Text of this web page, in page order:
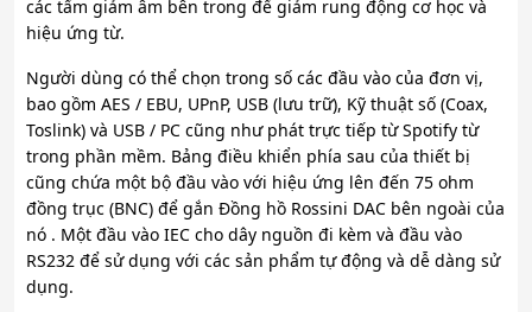
các tấm giảm âm bên trong để giảm rung động cơ học và
hiệu ứng từ.
Người dùng có thể chọn trong số các đầu vào của đơn vị,
bao gồm AES / EBU, UPnP, USB (lưu trữ), Kỹ thuật số (Coax,
Toslink) và USB / PC cũng như phát trực tiếp từ Spotify từ
trong phần mềm. Bảng điều khiển phía sau của thiết bị
cũng chứa một bộ đầu vào với hiệu ứng lên đến 75 ohm
đồng trục (BNC) để gắn Đồng hồ Rossini DAC bên ngoài của
nó . Một đầu vào IEC cho dây nguồn đi kèm và đầu vào
RS232 để sử dụng với các sản phẩm tự động và dễ dàng sử
dụng.